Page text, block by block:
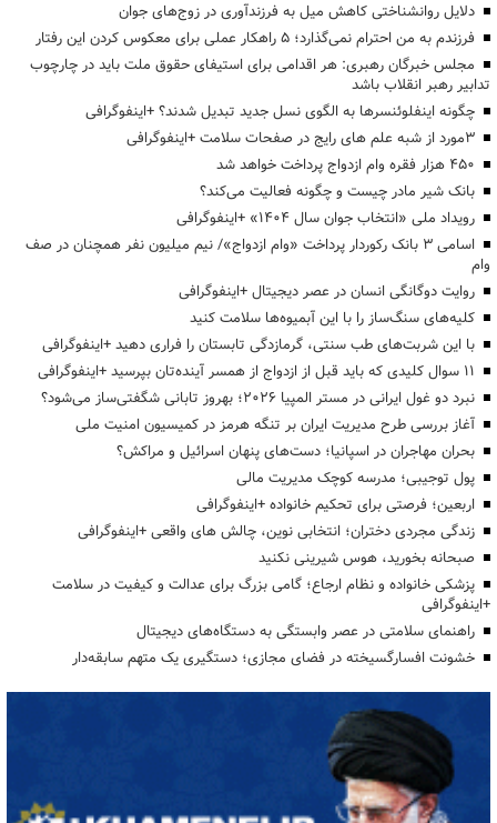
دلایل روانشناختی کاهش میل به فرزندآوری در زوج‌های جوان
فرزندم به من احترام نمی‌گذارد؛ ۵ راهکار عملی برای معکوس کردن این رفتار
مجلس خبرگان رهبری: هر اقدامی برای استیفای حقوق ملت باید در چارچوب
تدابیر رهبر انقلاب باشد
چگونه اینفلوئنسرها به الگوی نسل جدید تبدیل شدند؟ +اینفوگرافی
3مورد از شبه علم های رایج در صفحات سلامت +اینفوگرافی
۴۵۰ هزار فقره وام ازدواج پرداخت خواهد شد
بانک شیر مادر چیست و چگونه فعالیت می‌کند؟
رویداد ملی «انتخاب جوان سال ۱۴۰۴» +اینفوگرافی
اسامی ۳ بانک رکوردار پرداخت «وام ازدواج»/ نیم میلیون نفر همچنان در صف
وام
روایت دوگانگی انسان در عصر دیجیتال +اینفوگرافی
کلیه‌های سنگ‌ساز را با این آبمیوه‌ها سلامت کنید
با این شربت‌های طب سنتی، گرمازدگی تابستان را فراری دهید +اینفوگرافی
۱۱ سوال کلیدی که باید قبل از ازدواج از همسر آینده‌تان بپرسید +اینفوگرافی
نبرد دو غول ایرانی در مستر المپیا ۲۰۲۶؛ بهروز تابانی شگفتی‌ساز می‌شود؟
آغاز بررسی طرح مدیریت ایران بر تنگه هرمز در کمیسیون امنیت ملی
بحران مهاجران در اسپانیا؛ دست‌های پنهان اسرائیل و مراکش؟
پول توجیبی؛ مدرسه کوچک مدیریت مالی
اربعین؛ فرصتی برای تحکیم خانواده +اینفوگرافی
زندگی مجردی دختران؛ انتخابی نوین، چالش های واقعی +اینفوگرافی
صبحانه بخورید، هوس شیرینی نکنید
پزشکی خانواده و نظام ارجاع؛ گامی بزرگ برای عدالت و کیفیت در سلامت
+اینفوگرافی
راهنمای سلامتی در عصر وابستگی به دستگاه‌های دیجیتال
خشونت افسارگسیخته در فضای مجازی؛ دستگیری یک متهم سابقه‌دار